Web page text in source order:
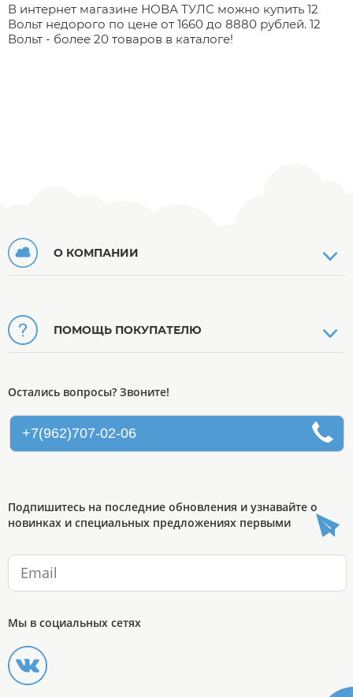
В интернет магазине НОВА ТУЛС можно купить 12
Вольт недорого по цене от 1660 до 8880 рублей. 12
Вольт - более 20 товаров в каталоге!
О КОМПАНИИ
ПОМОЩЬ ПОКУПАТЕЛЮ
Остались вопросы? Звоните!
+7(962)707-02-06
Подпишитесь на последние обновления и узнавайте о
новинках и специальных предложениях первыми
Мы в социальных сетях